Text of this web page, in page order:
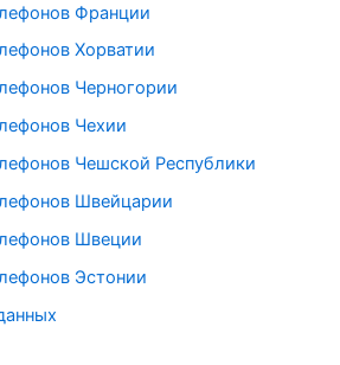
Франции
Хорватии
Черногории
Чехии
Чешской Республики
Швейцарии
Швеции
Эстонии